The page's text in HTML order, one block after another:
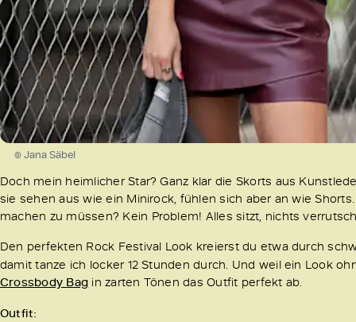
© Jana Säbel
Doch mein heimlicher Star? Ganz klar die Skorts aus
sie sehen aus wie ein Minirock, fühlen sich aber an wie
machen zu müssen? Kein Problem! Alles sitzt, nichts
Den perfekten Rock Festival Look kreierst du etwa durch
damit tanze ich locker 12 Stunden durch. Und weil ein Look
Crossbody Bag in zarten Tönen das Outfit perfekt ab.
Outfit: